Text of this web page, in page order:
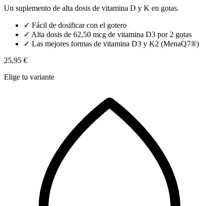
Un suplemento de alta dosis de vitamina D y K en gotas.
✓ Fácil de dosificar con el gotero
✓ Alta dosis de 62,50 mcg de vitamina D3 por 2 gotas
✓ Las mejores formas de vitamina D3 y K2 (MenaQ7®)
25,95 €
Elige tu variante